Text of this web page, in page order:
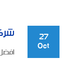
27
Oct